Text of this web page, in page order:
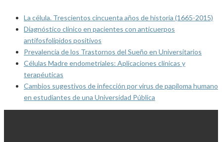
La célula. Trescientos cincuenta años de historia (1665-2015)
Diagnóstico clínico en pacientes con anticuerpos
antifosfolípidos positivos
Prevalencia de los Trastornos del Sueño en Universitarios
Células Madre endometriales: Aplicaciones clínicas y
terapéuticas
Cambios sugestivos de infección por virus de papiloma humano
en estudiantes de una Universidad Pública